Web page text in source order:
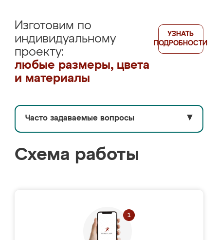
Изготовим по
индивидуальному
проекту:
любые размеры, цвета
и материалы
УЗНАТЬ
ПОДРОБНОСТИ
Часто задаваемые вопросы ▼
Схема работы